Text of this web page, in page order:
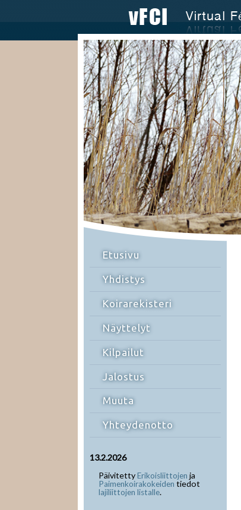
Etusivu
Yhdistys
Koirarekisteri
Näyttelyt
Kilpailut
Jalostus
Muuta
Yhteydenotto
13.2.2026
PäivitettyErikoisliittojen ja
Paimenkoirakokeiden tiedot
lajiliittojen listalle.